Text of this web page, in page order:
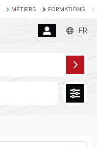
MÉTIERS FORMATIONS
FR